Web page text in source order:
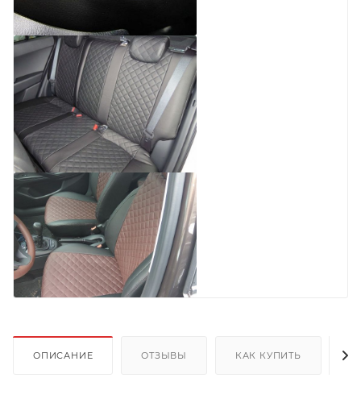
ОПИСАНИЕ ОТЗЫВЫ КАК КУПИТЬ